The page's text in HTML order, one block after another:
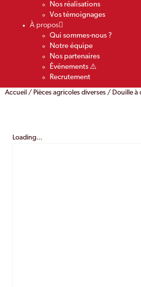
Nos réalisations
Vos témoignages
À propos
Qui sommes-nous ?
Notre équipe
Nos partenaires
Événements ⚠️
Recrutement
Accueil / Pièces agricoles diverses / Douille à
Loading...